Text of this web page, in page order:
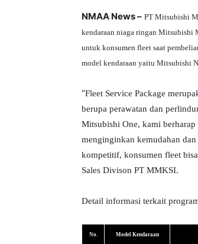
NMAA News – PT Mitsubishi
kendaraan niaga ringan Mitsubishi
untuk konsumen fleet saat
model kendaraan yaitu Mitsubishi
“Fleet Service Package
berupa perawatan dan
Mitsubishi One, kami berharap
menginginkan kemudahan
kompetitif, konsumen fleet
Sales Divison PT MMKSI.
Detail informasi terkait
No. Model Kendaraan